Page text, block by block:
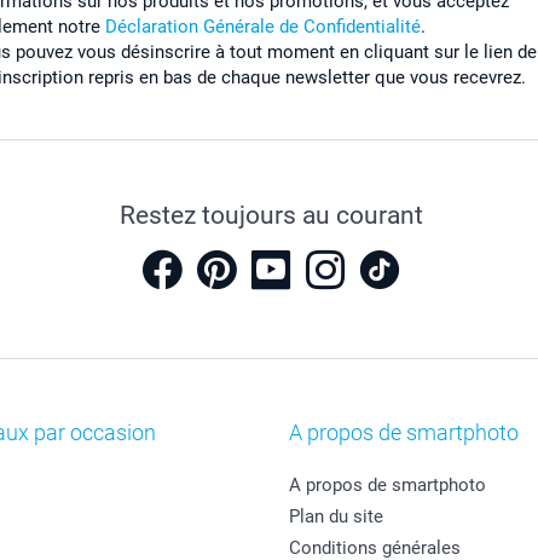
notre Déclaration Générale de Confidentialité.
pouvez vous désinscrire à tout moment en cliquant sur le lien de
repris en bas de chaque newsletter que vous recevrez.
Restez toujours au courant
par occasion A propos de smartphoto
A propos de smartphoto
Plan du site
Conditions générales